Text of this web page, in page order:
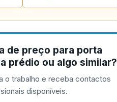
de preço para porta
prédio ou algo similar?
o trabalho e receba contactos
disponíveis.